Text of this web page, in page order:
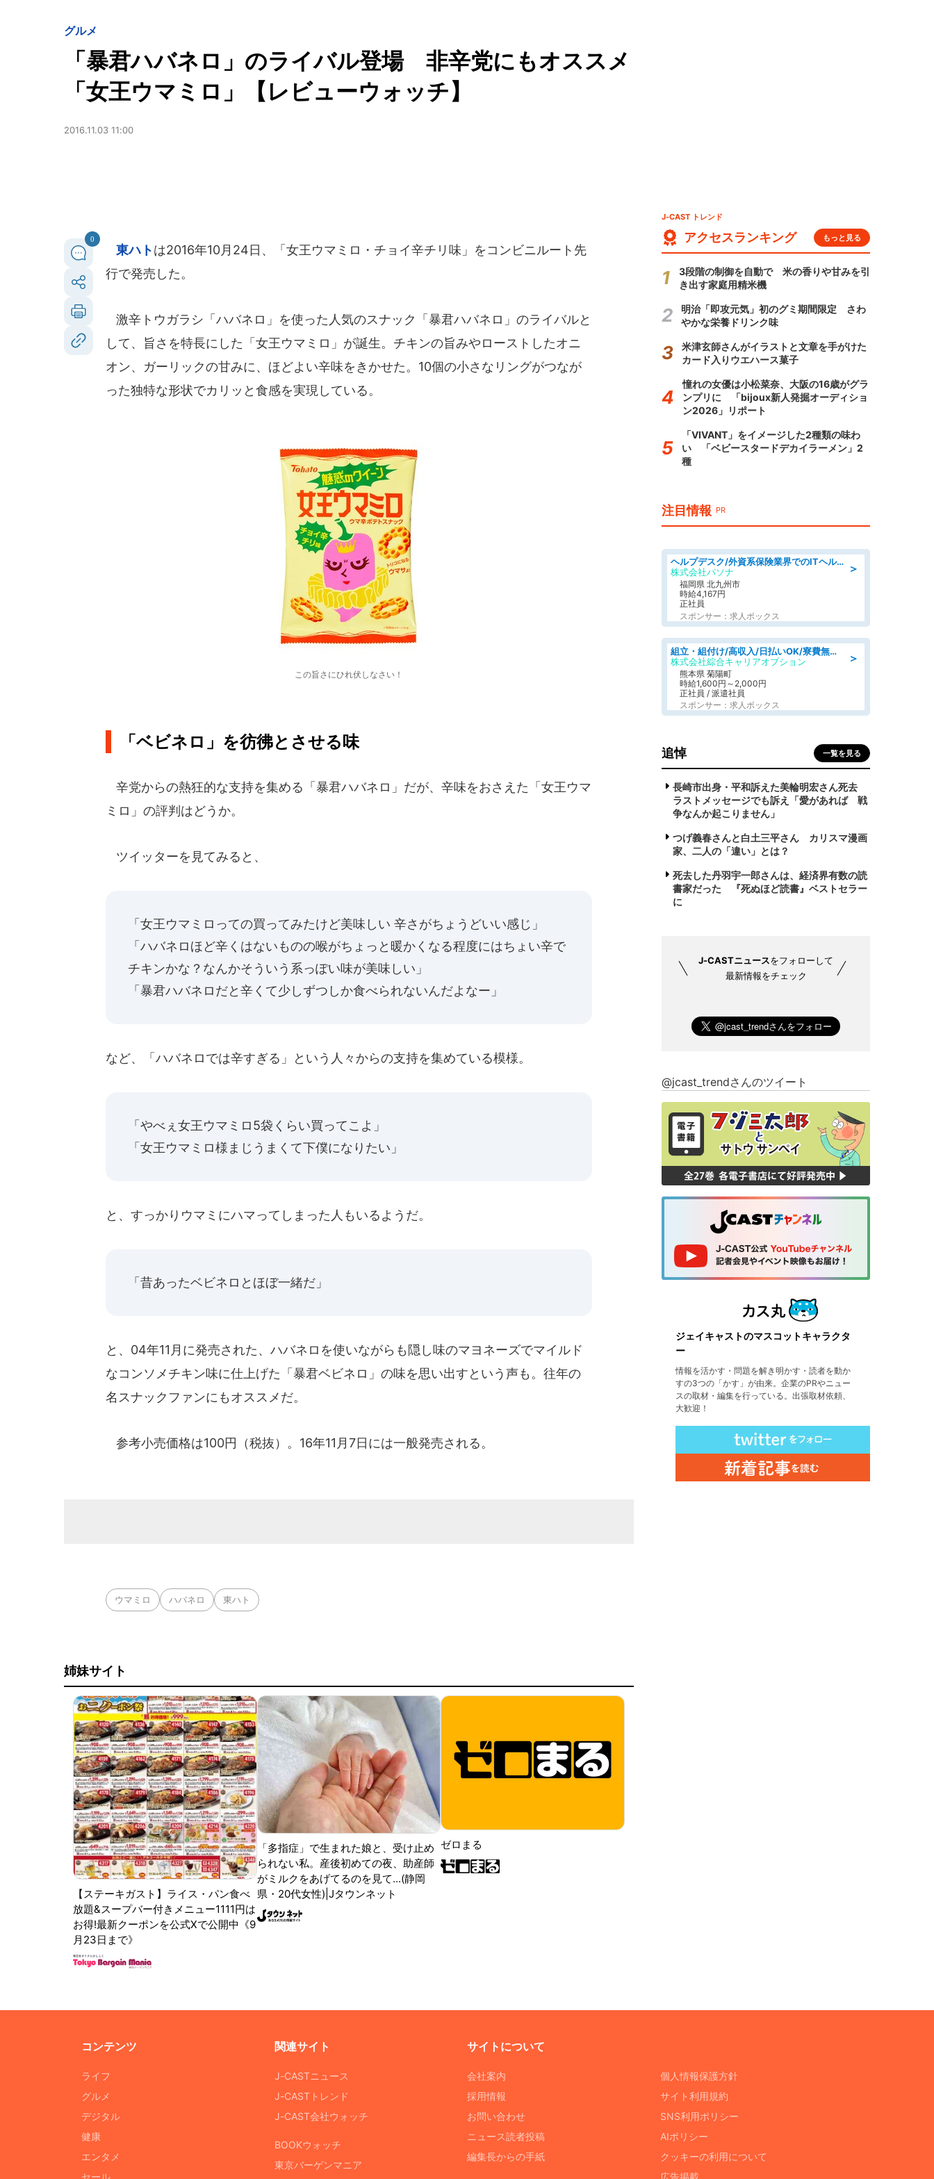
グルメ
「暴君ハバネロ」のライバル登場 非辛党にもオススメ
「女王ウマミロ」【レビューウォッチ】
2016.11.03 11:00
0
東ハトは2016年10月24日、「女王ウマミロ・チョイ辛チリ味」をコンビニルート先
行で発売した。
激辛トウガラシ「ハバネロ」を使った人気のスナック「暴君ハバネロ」のライバルと
して、旨さを特長にした「女王ウマミロ」が誕生。チキンの旨みやローストしたオニ
オン、ガーリックの甘みに、ほどよい辛味をきかせた。10個の小さなリングがつなが
った独特な形状でカリッと食感を実現している。
この旨さにひれ伏しなさい！
「ベビネロ」を彷彿とさせる味
辛党からの熱狂的な支持を集める「暴君ハバネロ」だが、辛味をおさえた「女王ウマ
ミロ」の評判はどうか。
ツイッターを見てみると、
「女王ウマミロっての買ってみたけど美味しい 辛さがちょうどいい感じ」
「ハバネロほど辛くはないものの喉がちょっと暖かくなる程度にはちょい辛で
チキンかな？なんかそういう系っぽい味が美味しい」
「暴君ハバネロだと辛くて少しずつしか食べられないんだよなー」
など、「ハバネロでは辛すぎる」という人々からの支持を集めている模様。
「やべぇ女王ウマミロ5袋くらい買ってこよ」
「女王ウマミロ様まじうまくて下僕になりたい」
と、すっかりウマミにハマってしまった人もいるようだ。
「昔あったベビネロとほぼ一緒だ」
と、04年11月に発売された、ハバネロを使いながらも隠し味のマヨネーズでマイルド
なコンソメチキン味に仕上げた「暴君ベビネロ」の味を思い出すという声も。往年の
名スナックファンにもオススメだ。
参考小売価格は100円（税抜）。16年11月7日には一般発売される。
ウマミロ ハバネロ 東ハト
姉妹サイト
【ステーキガスト】ライス・パン食べ
放題&スープバー付きメニュー1111円は
お得!最新クーポンを公式Xで公開中《9
月23日まで》
「多指症」で生まれた娘と、受け止め
られない私。産後初めての夜、助産師
がミルクをあげてるのを見て...(静岡
県・20代女性)|Jタウンネット
ゼロまる
J-CAST トレンド
アクセスランキング もっと見る
3段階の制御を自動で 米の香りや甘みを引
き出す家庭用精米機
明治「即攻元気」初のグミ期間限定 さわ
やかな栄養ドリンク味
米津玄師さんがイラストと文章を手がけた
カード入りウエハース菓子
憧れの女優は小松菜奈、大阪の16歳がグラ
ンプリに 「bijoux新人発掘オーディショ
ン2026」リポート
「VIVANT」をイメージした2種類の味わ
い 「ベビースタードデカイラーメン」2
種
注目情報 PR
＞
ヘルプデスク/外資系保険業界でのITヘルプデスク業務/駅近/即日勤務可/ヘルプデスク
株式会社パソナ
福岡県 北九州市
時給4,167円
正社員
スポンサー：求人ボックス
＞
組立・組付け/高収入/日払いOK/寮費無料/交替制/20・30・40代活躍中
株式会社綜合キャリアオプション
熊本県 菊陽町
時給1,600円～2,000円
正社員 / 派遣社員
スポンサー：求人ボックス
追悼 一覧を見る
長崎市出身・平和訴えた美輪明宏さん死去
ラストメッセージでも訴え「愛があれば 戦
争なんか起こりません」
つげ義春さんと白土三平さん カリスマ漫画
家、二人の「違い」とは？
死去した丹羽宇一郎さんは、経済界有数の読
書家だった 『死ぬほど読書』ベストセラー
に
J-CASTニュースをフォローして
最新情報をチェック
@jcast_trendさんのツイート
ジェイキャストのマスコットキャラクタ
ー
情報を活かす・問題を解き明かす・読者を動か
すの3つの「かす」が由来。企業のPRやニュー
スの取材・編集を行っている。出張取材依頼、
大歓迎！
コンテンツ
ライフ
グルメ
デジタル
健康
エンタメ
セール
関連サイト
J-CASTニュース
J-CASTトレンド
J-CAST会社ウォッチ
BOOKウォッチ
東京バーゲンマニア
サイトについて
会社案内
採用情報
お問い合わせ
ニュース読者投稿
編集長からの手紙
個人情報保護方針
サイト利用規約
SNS利用ポリシー
AIポリシー
クッキーの利用について
広告掲載